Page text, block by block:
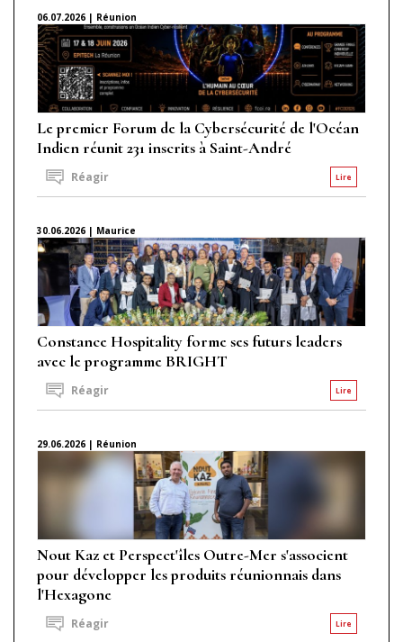
06.07.2026 | Réunion
Le premier Forum de la Cybersécurité de l'Océan
Indien réunit 231 inscrits à Saint-André
Lire
Réagir
30.06.2026 | Maurice
Constance Hospitality forme ses futurs leaders
avec le programme BRIGHT
Lire
Réagir
29.06.2026 | Réunion
Nout Kaz et Perspect'îles Outre-Mer s'associent
pour développer les produits réunionnais dans
l'Hexagone
Lire
Réagir